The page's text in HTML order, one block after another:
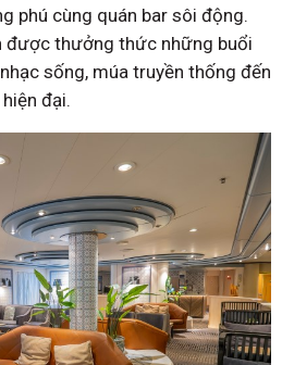
phú cùng quán bar sôi động.
được thưởng thức những buổi
sống, múa truyền thống đến
đại.